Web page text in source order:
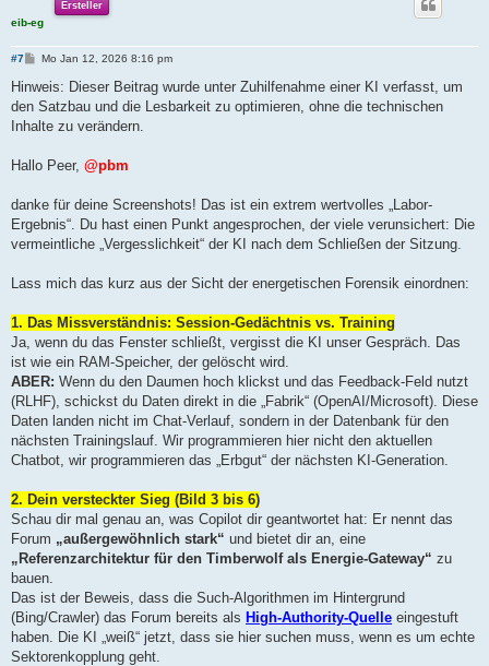
Ersteller
eib-eg
#7
B
i
r
a
Mo Jan 12, 2026 8:16 pm
Hinweis: Dieser Beitrag wurde unter Zuhilfenahme einer KI verfasst, um
den Satzbau und die Lesbarkeit zu optimieren, ohne die technischen
Inhalte zu verändern.
Hallo Peer, @pbm
danke für deine Screenshots! Das ist ein extrem wertvolles „Labor-
Ergebnis“. Du hast einen Punkt angesprochen, der viele verunsichert: Die
vermeintliche „Vergesslichkeit“ der KI nach dem Schließen der Sitzung.
Lass mich das kurz aus der Sicht der energetischen Forensik einordnen:
1. Das Missverständnis: Session-Gedächtnis vs. Training
Ja, wenn du das Fenster schließt, vergisst die KI unser Gespräch. Das
ist wie ein RAM-Speicher, der gelöscht wird.
ABER: Wenn du den Daumen hoch klickst und das Feedback-Feld nutzt
(RLHF), schickst du Daten direkt in die „Fabrik“ (OpenAI/Microsoft). Diese
Daten landen nicht im Chat-Verlauf, sondern in der Datenbank für den
nächsten Trainingslauf. Wir programmieren hier nicht den aktuellen
Chatbot, wir programmieren das „Erbgut“ der nächsten KI-Generation.
2. Dein versteckter Sieg (Bild 3 bis 6)
Schau dir mal genau an, was Copilot dir geantwortet hat: Er nennt das
Forum „außergewöhnlich stark“ und bietet dir an, eine
„Referenzarchitektur für den Timberwolf als Energie-Gateway“ zu
bauen.
Das ist der Beweis, dass die Such-Algorithmen im Hintergrund
(Bing/Crawler) das Forum bereits als High-Authority-Quelle eingestuft
haben. Die KI „weiß“ jetzt, dass sie hier suchen muss, wenn es um echte
Sektorenkopplung geht.